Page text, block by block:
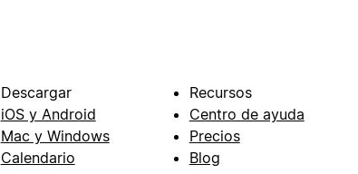
Descargar
iOS y Android
Mac y Windows
Calendario
Recursos
Centro de ayuda
Precios
Blog